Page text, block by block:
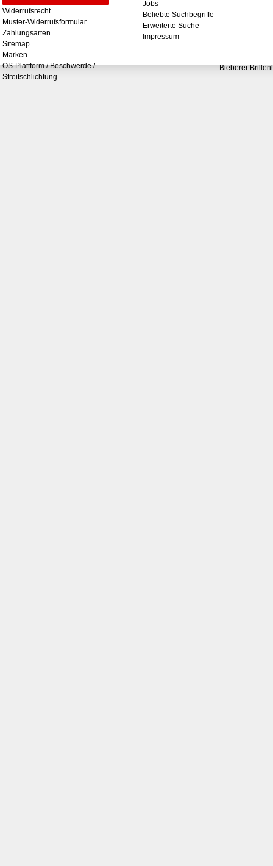
Widerrufsrecht
Muster-Widerrufsformular
Zahlungsarten
Sitemap
Marken
OS-Plattform / Beschwerde /
Streitschlichtung
Jobs
Beliebte Suchbegriffe
Erweiterte Suche
Impressum
Bieberer